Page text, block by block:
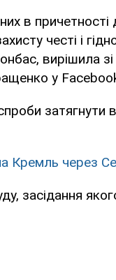
в причетності
честі і
вирішила
у
затягнути
Кремль через
засідання